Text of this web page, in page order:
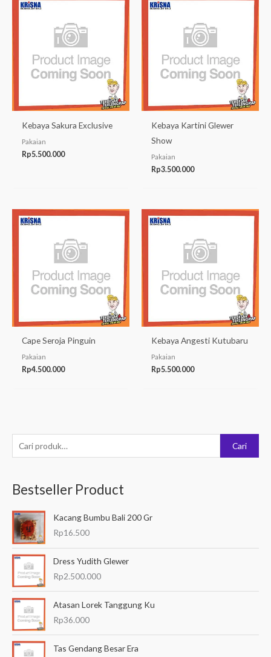
e
c
r
a
u
n
u
Cari
Bestseller Product
Kacang Bumbu Bali 200 Gr
Rp16.500
Dress Yudith Glewer
Rp2.500.000
Atasan Lorek Tanggung Ku
Rp36.000
Tas Gendang Besar Era
Kebaya Sakura Exclusive
Pakaian
Rp5.500.000
Kebaya Kartini Glewer
Show
Pakaian
Rp3.500.000
Cape Seroja Pinguin
Pakaian
Rp4.500.000
Kebaya Angesti Kutubaru
Pakaian
Rp5.500.000